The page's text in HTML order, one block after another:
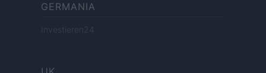
GERMANIA
Investieren24